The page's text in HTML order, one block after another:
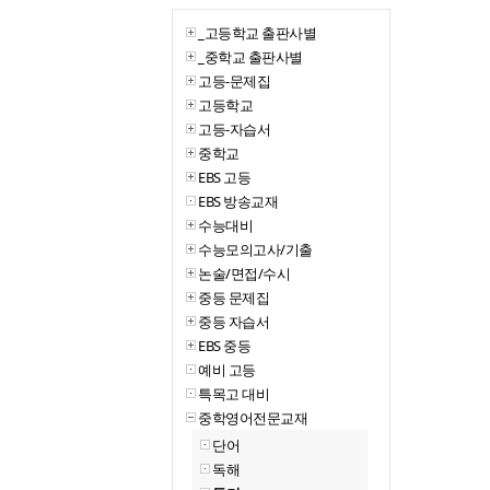
_고등학교 출판사별
_중학교 출판사별
고등-문제집
고등학교
고등-자습서
중학교
EBS 고등
EBS 방송교재
수능대비
수능모의고사/기출
논술/면접/수시
중등 문제집
중등 자습서
EBS 중등
예비 고등
특목고 대비
중학영어전문교재
단어
독해